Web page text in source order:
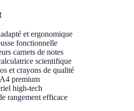
et ergonomique
fonctionnelle
carnets de notes
scientifique
et crayons de qualité
premium
high-tech
rangement efficace